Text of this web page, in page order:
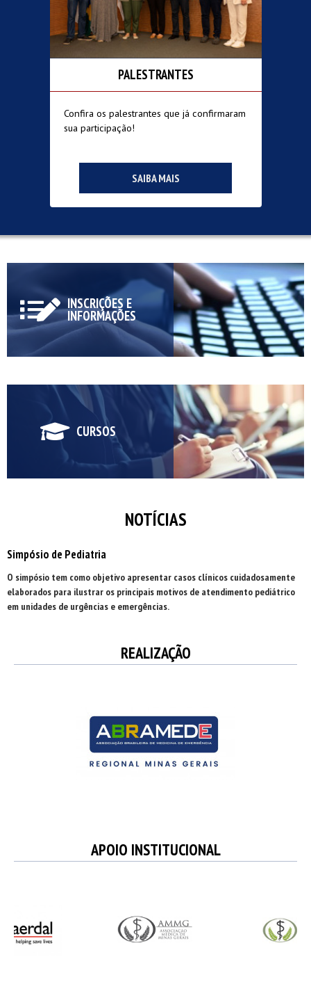
PALESTRANTES
Confira os palestrantes que já confirmaram
sua participação!
SAIBA MAIS
INSCRIÇÕES E
INFORMAÇÕES
CURSOS
NOTÍCIAS
Simpósio de Pediatria
O simpósio tem como objetivo apresentar casos clínicos cuidadosamente
elaborados para ilustrar os principais motivos de atendimento pediátrico
em unidades de urgências e emergências.
REALIZAÇÃO
APOIO INSTITUCIONAL